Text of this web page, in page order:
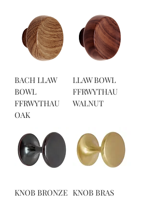
BACH LLAW
BOWL
FFRWYTHAU
OAK
LLAW BOWL
FFRWYTHAU
WALNUT
KNOB BRONZE KNOB BRAS